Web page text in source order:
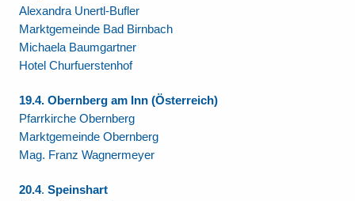
Alexandra Unertl-Bufler
Marktgemeinde Bad Birnbach
Michaela Baumgartner
Hotel Churfuerstenhof
19.4. Obernberg am Inn (Österreich)
Pfarrkirche Obernberg
Marktgemeinde Obernberg
Mag. Franz Wagnermeyer
20.4. Speinshart